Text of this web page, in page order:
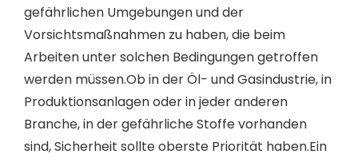
gefährlichen Umgebungen und der
Vorsichtsmaßnahmen zu haben, die beim
Arbeiten unter solchen Bedingungen getroffen
werden müssen.Ob in der Öl- und Gasindustrie, in
Produktionsanlagen oder in jeder anderen
Branche, in der gefährliche Stoffe vorhanden
sind, Sicherheit sollte oberste Priorität haben.Ein